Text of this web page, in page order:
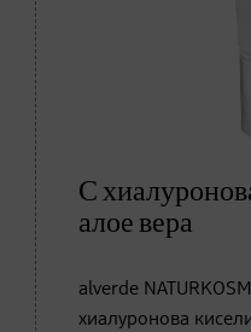
С
алое вера
alverde
хиалуронова